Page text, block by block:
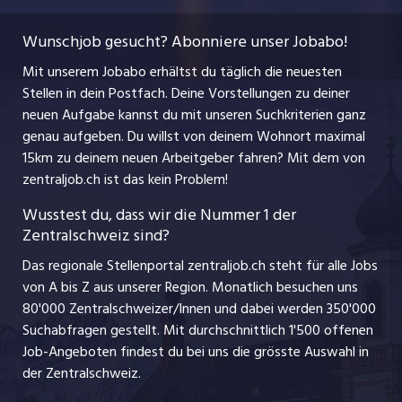
Freelance Jobs
Praktika
Lehrstellen
Ferienjobs
Führungspositionen
Jobline
Nutzungsbedingungen
Impressum
jobbasel.ch
jobbern.ch
jobmittelland.ch
schaffu.ch (VS)
ajourjob.ch
Wunschjob gesucht? Abonniere unser Jobabo!
Mit unserem Jobabo erhältst du täglich die neuesten
Stellen in dein Postfach. Deine Vorstellungen zu deiner
neuen Aufgabe kannst du mit unseren Suchkriterien ganz
genau aufgeben. Du willst von deinem Wohnort maximal
15km zu deinem neuen Arbeitgeber fahren? Mit demvon
zentraljob.ch ist das kein Problem!
Wusstest du, dass wir die Nummer 1 der
Zentralschweiz sind?
Das regionale Stellenportal zentraljob.ch steht für alle Jobs
von A bis Z aus unserer Region. Monatlich besuchen uns
80'000 Zentralschweizer/Innen und dabei werden 350'000
Suchabfragen gestellt. Mit durchschnittlich 1'500 offenen
Job-Angeboten findest du bei uns die grösste Auswahl in
der Zentralschweiz.